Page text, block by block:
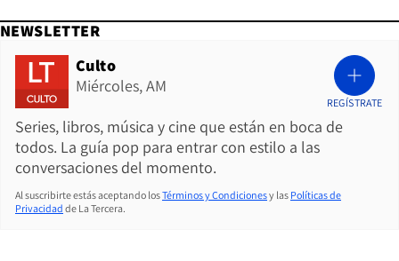
NEWSLETTER
Culto
Miércoles, AM
Series, libros, música y cine que están en boca de
todos. La guía pop para entrar con estilo a las
conversaciones del momento.
REGÍSTRATE
Al suscribirte estás aceptando losTérminos y Condicionesy las Políticas de
Privacidad de La Tercera.